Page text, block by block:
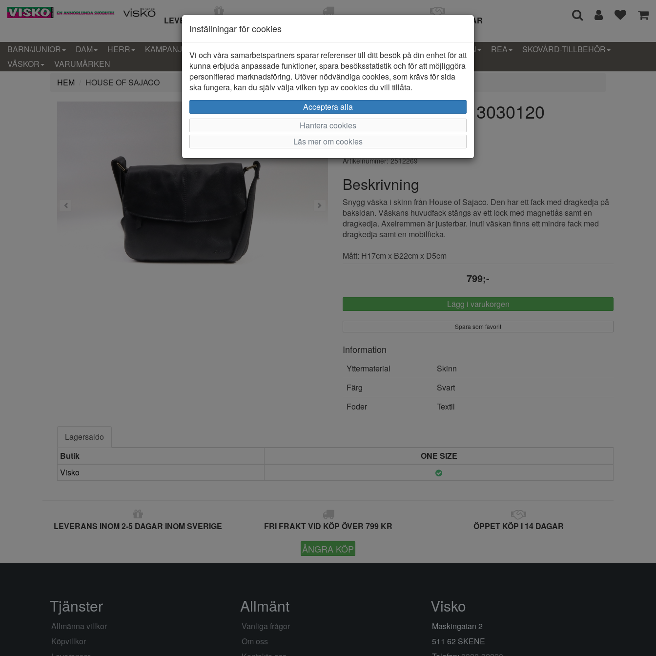
LEVERANS INOM 2-5 DAGAR ÖPPET KÖP I 14 DAGAR
BARN/JUNIOR DAM HERR KAMPANJ KLÄDER-BARN PROVKOLLEKTION REA
SKOVÅRD-TILLBEHÖR
VÄSKOR
VARUMÄRKEN
HEM
HOUSE OF SAJACO
House of Sajaco 3030120
Skinnväska
Varumärke: House of Sajaco
Artikelnummer: 2512269
Beskrivning
Snygg väska i skinn från House of Sajaco. Den har ett fack med dragkedja på
baksidan. Väskans huvudfack stängs av ett lock med magnetlås samt en
dragkedja. Axelremmen är justerbar. Inuti väskan finns ett mindre fack med
dragkedja samt en mobilficka.
Mått: H17cm x B22cm x D5cm
799;-
Lägg i varukorgen
Spara som favorit
Information
Yttermaterial
Skinn
Färg
Svart
Foder
Textil
Lagersaldo
Butik
ONE SIZE
Visko
LEVERANS INOM 2-5 DAGAR INOM SVERIGE FRI FRAKT VID KÖP ÖVER 799 KR ÖPPET KÖP I 14 DAGAR
ÅNGRA KÖP
Inställningar för cookies
Vi och våra samarbetspartners sparar referenser till ditt besök på din enhet för att
kunna erbjuda anpassade funktioner, spara besöksstatistik och för att möjliggöra
personifierad marknadsföring. Utöver nödvändiga cookies, som krävs för sida
ska fungera, kan du själv välja vilken typ av cookies du vill tillåta.
Acceptera alla
Hantera cookies
Läs mer om cookies
Tjänster
Allmänna villkor
Köpvillkor
Allmänt
Vanliga frågor
Om oss
Visko
Maskingatan 2
511 62 SKENE